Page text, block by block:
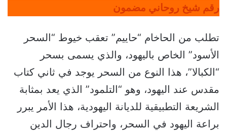
رقم شيخ روحاني مضمون
تطلب من الحاخام “حاييم” تعقب خيوط “السحر
الأسود” الخاص باليهود، والذي يسمى بسحر
“الكبالا”، هذا النوع من السحر يوجد في ثاني كتاب
مقدس عند اليهود، وهو “التلمود” الذي يعد بمثابة
الشريعة التطبيقية للديانة اليهودية، هذا الأمر يبرر
براعة اليهود في السحر، واحتراف رجال الدين